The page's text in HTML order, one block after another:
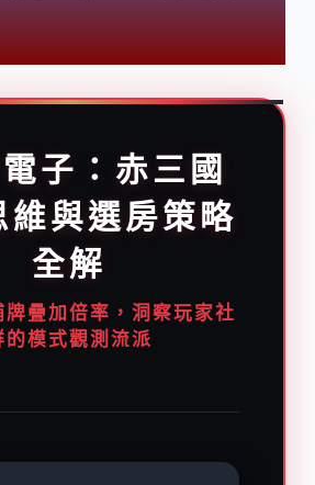
子：赤三國
維與選房策略
全解
牌疊加倍率，洞察玩家社
的模式觀測流派